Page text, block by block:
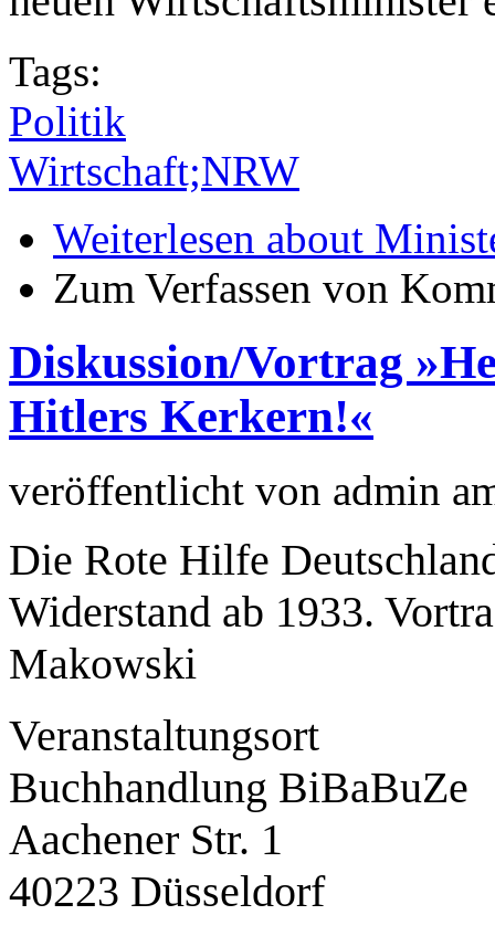
Tags:
Politik
Wirtschaft;NRW
Weiterlesen about
Zum Verfassen von
Diskussion/Vortrag
Hitlers Kerkern!«
veröffentlicht von admin
Die Rote Hilfe
Widerstand ab 1933.
Makowski
Veranstaltungsort
Buchhandlung BiBaBuZe
Aachener Str. 1
40223 Düsseldorf